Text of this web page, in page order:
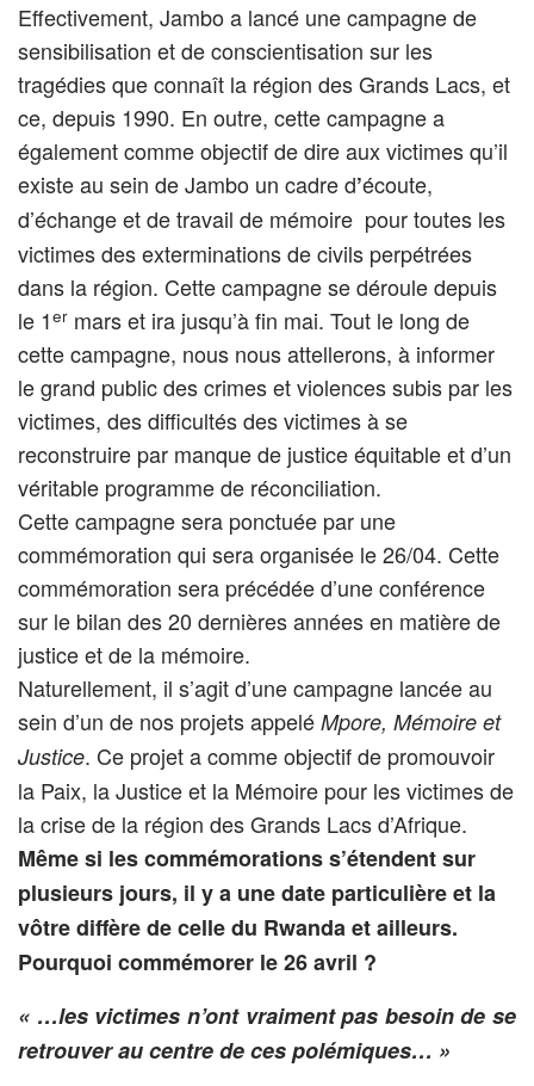
Effectivement, Jambo a lancé une campagne de
sensibilisation et de conscientisation sur les
tragédies que connaît la région des Grands Lacs, et
ce, depuis 1990. En outre, cette campagne a
également comme objectif de dire aux victimes qu’il
existe au sein de Jambo un cadre d’écoute,
d’échangeet de travail de mémoire pour toutes les
victimes des exterminations de civils perpétrées
dans la région. Cette campagne se déroule depuis
le 1er mars et ira jusqu’à fin mai. Tout le long de
cette campagne, nous nous attellerons, à informer
le grand public des crimes et violences subis par les
victimes, des difficultés des victimes à se
reconstruire par manque de justice équitable et d’un
véritable programme de réconciliation.
Cette campagne sera ponctuée par une
commémoration qui sera organisée le 26/04. Cette
commémoration sera précédée d’une conférence
sur le bilan des 20 dernières années en matière de
justice et de la mémoire.
Naturellement, il s’agit d’une campagne lancée au
sein d’un de nos projets appelé Mpore, Mémoire et
Justice. Ce projet a comme objectif de promouvoir
la Paix, la Justice et la Mémoire pour les victimes de
la crise de la région des Grands Lacs d’Afrique.
Même si les commémorations s’étendent sur
plusieurs jours, il y a une date particulière et la
vôtre diffère de celle du Rwanda et ailleurs.
Pourquoi commémorer le 26 avril ?
« …les victimes n’ont vraiment pas besoin de se
retrouver au centre de ces polémiques… »